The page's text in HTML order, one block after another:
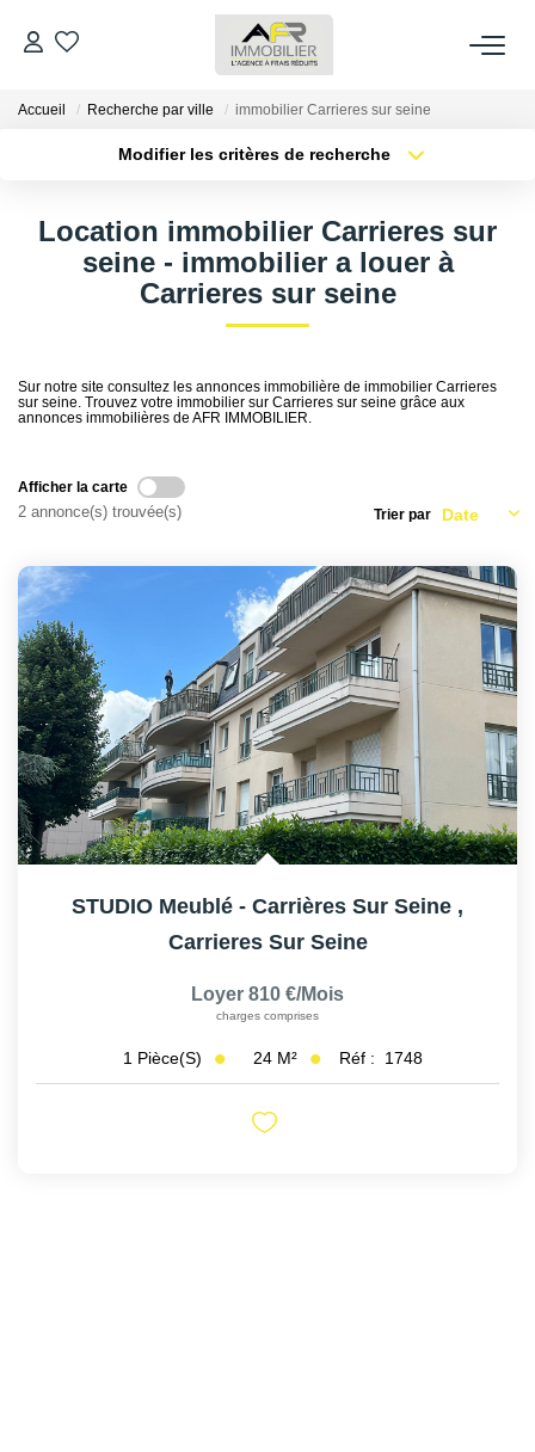
ACHETER
ESTIMER
FAIRE GÉRER
NOS AGENCES
AFR IMMOBILIER Bezons
AFR IMMOBILIER Chatou - Location | Gestion | Syndic
AFR IMMOBILIER Chatou - Transaction
AFR IMMOBILIER Houilles
AFR IMMOBILIER Sartrouville
CONTACT
Accueil Recherche par ville immobilier Carrieres sur seine
Modifier les critères de recherche
Sélectionnez...
Type de bien
Surface min
Location immobilier Carrieres sur
seine - immobilier a louer à
Carrieres sur seine
Sur notre site consultez les annonces immobilière de immobilier Carrieres
sur seine. Trouvez votre immobilier sur Carrieres sur seine grâce aux
annonces immobilières de AFR IMMOBILIER.
Afficher la carte
2 annonce(s) trouvée(s) Trier par
STUDIO Meublé - Carrières Sur Seine ,
Carrieres Sur Seine
Loyer 810 €/mois
charges comprises
1 Pièce(s) 24 M² Réf : 1748